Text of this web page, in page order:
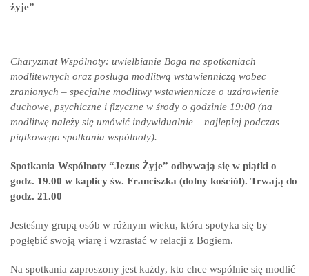
żyje”
Charyzmat Wspólnoty: uwielbianie Boga na spotkaniach
modlitewnych oraz posługa modlitwą wstawienniczą wobec
zranionych – specjalne modlitwy wstawiennicze o uzdrowienie
duchowe, psychiczne i fizyczne w środy o godzinie 19:00 (na
modlitwę należy się umówić indywidualnie – najlepiej podczas
piątkowego spotkania wspólnoty).
Spotkania Wspólnoty “Jezus Żyje” odbywają się w piątki o
godz. 19.00 w kaplicy św. Franciszka (dolny kościół). Trwają do
godz. 21.00
Jesteśmy grupą osób w różnym wieku, która spotyka się by
pogłębić swoją wiarę i wzrastać w relacji z Bogiem.
Na spotkania zaproszony jest każdy, kto chce wspólnie się modlić